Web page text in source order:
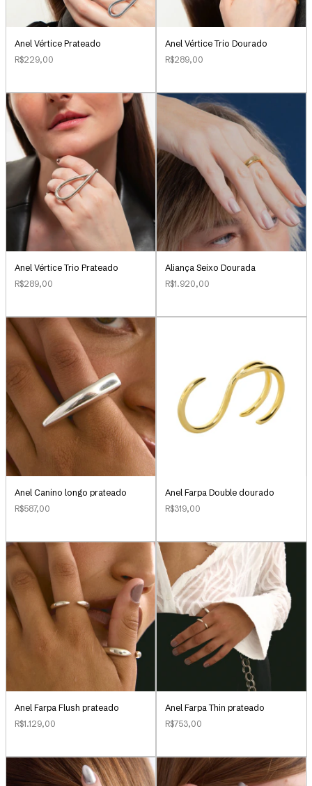
Anel Vértice Prateado
R$229,00
Anel Vértice Trio Dourado
R$289,00
Anel Vértice Trio Prateado
R$289,00
Aliança Seixo Dourada
R$1.920,00
Anel Canino longo prateado
R$587,00
Anel Farpa Double dourado
R$319,00
Anel Farpa Flush prateado
R$1.129,00
Anel Farpa Thin prateado
R$753,00